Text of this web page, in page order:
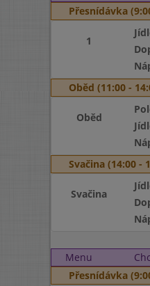
Přesnídávka
1
Oběd (11:00 -
Oběd
Svačina (14:00 -
Svačina
Menu
Přesnídávka